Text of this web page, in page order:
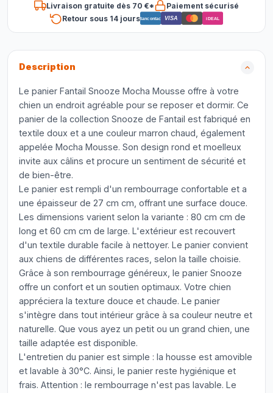
Livraison gratuite dès 70 €*
Paiement sécurisé
Retour sous 14 joursBancontact VISA iDEAL
Description
Le panier Fantail Snooze Mocha Mousse offre à votre
chien un endroit agréable pour se reposer et dormir. Ce
panier de la collection Snooze de Fantail est fabriqué en
textile doux et a une couleur marron chaud, également
appelée Mocha Mousse. Son design rond et moelleux
invite aux câlins et procure un sentiment de sécurité et
de bien-être.
Le panier est rempli d'un rembourrage confortable et a
une épaisseur de 27 cm cm, offrant une surface douce.
Les dimensions varient selon la variante : 80 cm cm de
long et 60 cm cm de large. L'extérieur est recouvert
d'un textile durable facile à nettoyer. Le panier convient
aux chiens de différentes races, selon la taille choisie.
Grâce à son rembourrage généreux, le panier Snooze
offre un confort et un soutien optimaux. Votre chien
appréciera la texture douce et chaude. Le panier
s'intègre dans tout intérieur grâce à sa couleur neutre et
naturelle. Que vous ayez un petit ou un grand chien, une
taille adaptée est disponible.
L'entretien du panier est simple : la housse est amovible
et lavable à 30°C. Ainsi, le panier reste hygiénique et
frais. Attention : le rembourrage n'est pas lavable. Le